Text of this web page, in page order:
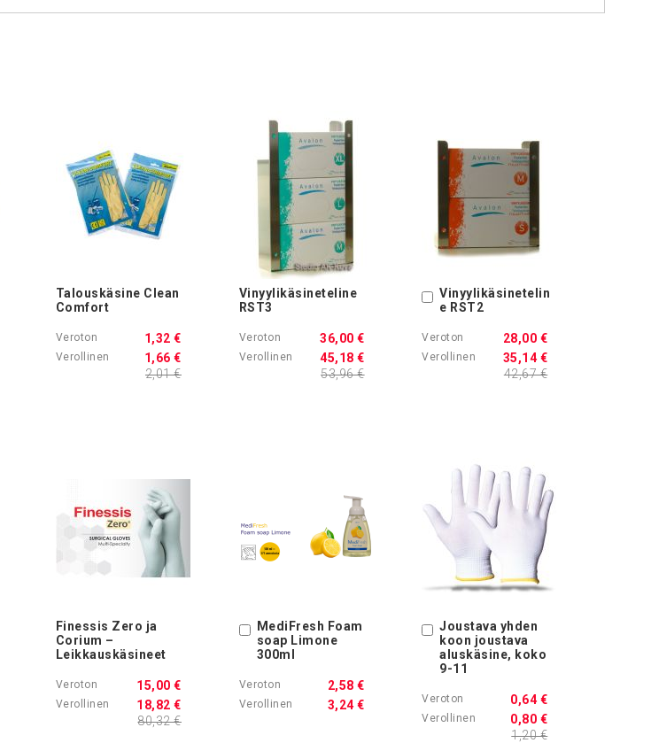
Talouskäsine Clean
Comfort
1,66 €
1,32 €
2,01 €
Vinyylikäsineteline
RST3
45,18 €
36,00 €
53,96 €
Vinyylikäsinetelin
e RST2
35,14 €
28,00 €
42,67 €
Ostoskoriin
Finessis Zero ja
Corium –
Leikkauskäsineet
18,82 €
15,00 €
80,32 €
MediFresh Foam
soap Limone
300ml
3,24 €
2,58 €
Ostoskoriin
Joustava yhden
koon joustava
aluskäsine, koko
9-11
0,80 €
0,64 €
1,20 €
Ostoskoriin